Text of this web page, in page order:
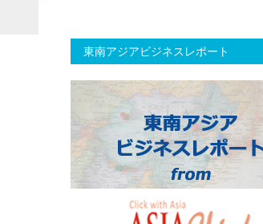
東南アジアビジネスレポート